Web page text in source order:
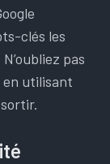
clés les
pas
en utilisant